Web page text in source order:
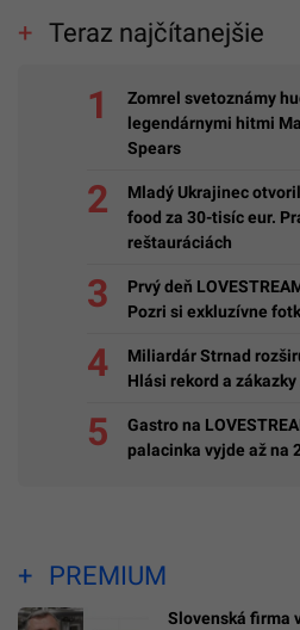
Teraz najčítanejšie
Zomrel svetoznámy
legendárnymi hitmi
Spears
Mladý Ukrajinec
food za 30-tisíc eur.
reštauráciách
Prvý deň
Pozri si exkluzívne
Miliardár Strnad
Hlási rekord a
Gastro na
palacinka vyjde až na
PREMIUM
Slovenská firma